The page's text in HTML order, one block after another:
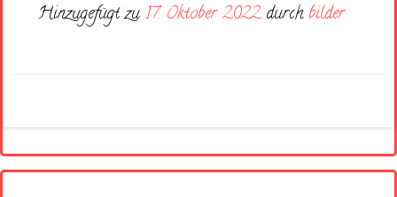
Hinzugefügt zu17. Oktober 2022 durch bilder